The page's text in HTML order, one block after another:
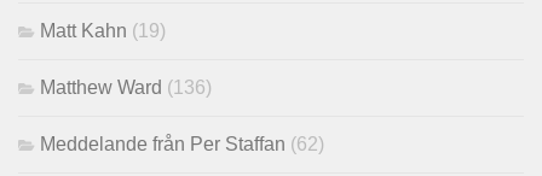
Matt Kahn (19)
Matthew Ward (136)
Meddelande från Per Staffan (62)